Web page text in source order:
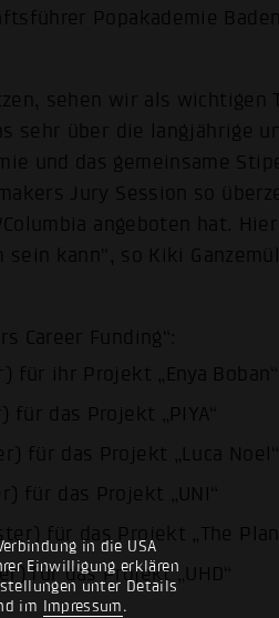
in die USA
Einwilligung erklären
unter Details
im Impressum.
Popakademie
sehen wir als wichtigen
sehr über die langjährige
und das gemeinsame
Jury Session so
angeboten hat.
kann", so Kiki
Career Funding“:
für ihr Projekt „Enya Boban“
für das Projekt „PIYA“
für das Projekt „Luca Noel“
für das Projekt „UNI“
für das Projekt „The
für das Projekt „UHD“